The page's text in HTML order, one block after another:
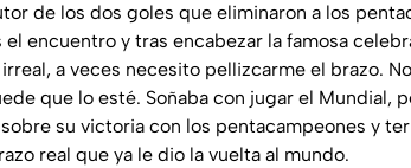
de los dos goles que eliminaron a los
encuentro y tras encabezar la famosa
a veces necesito pellizcarme el brazo.
que lo esté. Soñaba con jugar el Mundial,
sobre su victoria con los pentacampeones y
real que ya le dio la vuelta al mundo.